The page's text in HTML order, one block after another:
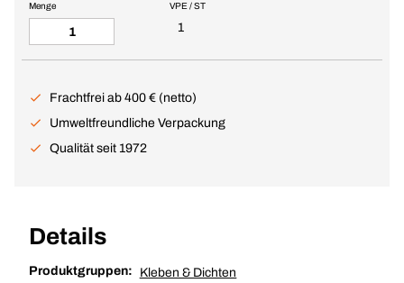
VPE / ST
1
Menge
Frachtfrei ab 400 € (netto)
Umweltfreundliche Verpackung
Qualität seit 1972
Details
Produktgruppen: Kleben & Dichten